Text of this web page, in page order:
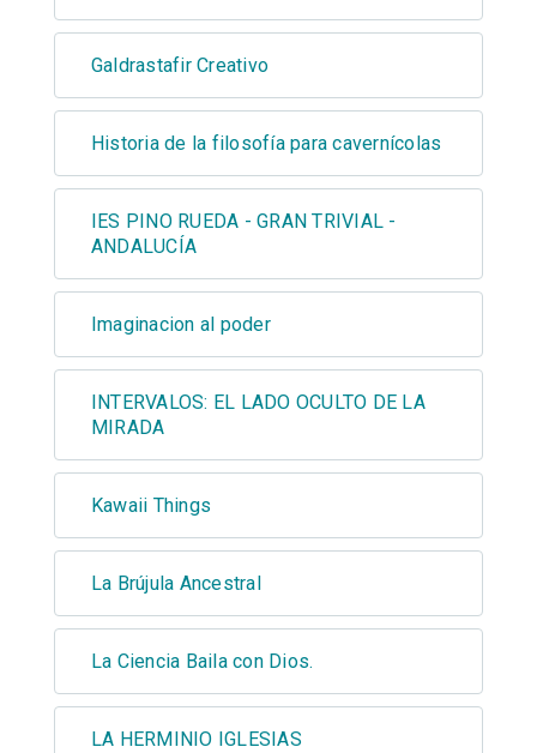
Galdrastafir Creativo
Historia de la filosofía para cavernícolas
IES PINO RUEDA - GRAN TRIVIAL -
ANDALUCÍA
Imaginacion al poder
INTERVALOS: EL LADO OCULTO DE LA
MIRADA
Kawaii Things
La Brújula Ancestral
La Ciencia Baila con Dios.
LA HERMINIO IGLESIAS